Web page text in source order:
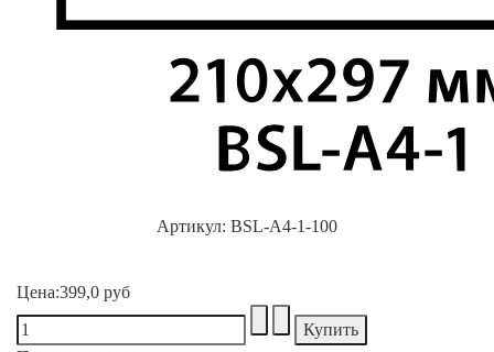
Артикул: BSL-A4-1-100
Цена:399,0 руб